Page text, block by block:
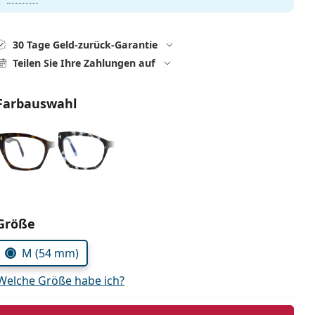
30 Tage Geld-zurück-Garantie
Teilen Sie Ihre Zahlungen auf
wählen
M (54 mm)
Größe habe ich?